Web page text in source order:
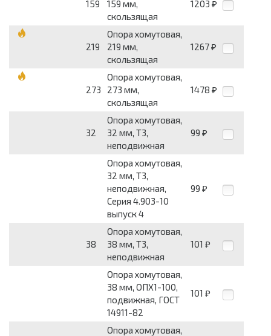
159
159 мм,
скользящая
1203 ₽
219
Опора хомутовая,
219 мм,
скользящая
1267 ₽
273
Опора хомутовая,
273 мм,
скользящая
1478 ₽
32
Опора хомутовая,
32 мм, Т3,
неподвижная
99 ₽
Опора хомутовая,
32 мм, Т3,
неподвижная,
Серия 4.903-10
выпуск 4
99 ₽
38
Опора хомутовая,
38 мм, Т3,
неподвижная
101 ₽
Опора хомутовая,
38 мм, ОПХ1-100,
подвижная, ГОСТ
14911-82
101 ₽
Опора хомутовая,